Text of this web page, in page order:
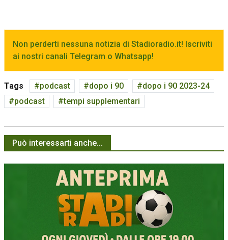
Non perderti nessuna notizia di Stadioradio.it! Iscriviti
ai nostri canali Telegram o Whatsapp!
Tags podcast dopo i 90
dopo i 90 2023-24
podcast
tempi supplementari
Può interessarti anche...